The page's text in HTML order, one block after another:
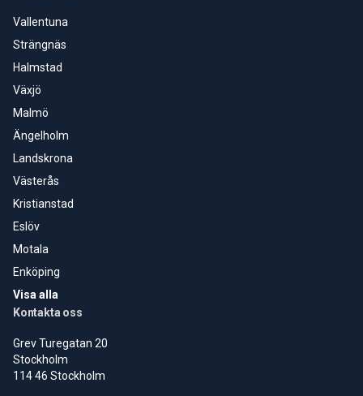
Vallentuna
Strängnäs
Halmstad
Växjö
Malmö
Ängelholm
Landskrona
Västerås
Kristianstad
Eslöv
Motala
Enköping
Visa alla
Kontakta oss
Grev Turegatan 20
Stockholm
114 46 Stockholm